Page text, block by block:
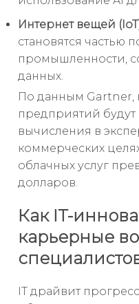
Интернет вещей
становятся частью
промышленности,
данных.
По данным Gartner,
предприятий будут
вычисления в
коммерческих
облачных услуг
долларов.
Как IT-
карьерные
IT драйвит